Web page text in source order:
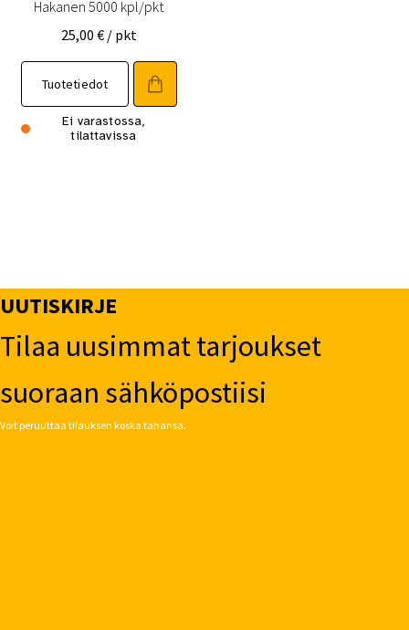
Hakanen 5000 kpl/pkt
25,00 € / pkt
Tuotetiedot
Ei varastossa,
tilattavissa
UUTISKIRJE
Tilaa uusimmat tarjoukset
suoraan sähköpostiisi
Voit peruuttaa tilauksen koska tahansa.